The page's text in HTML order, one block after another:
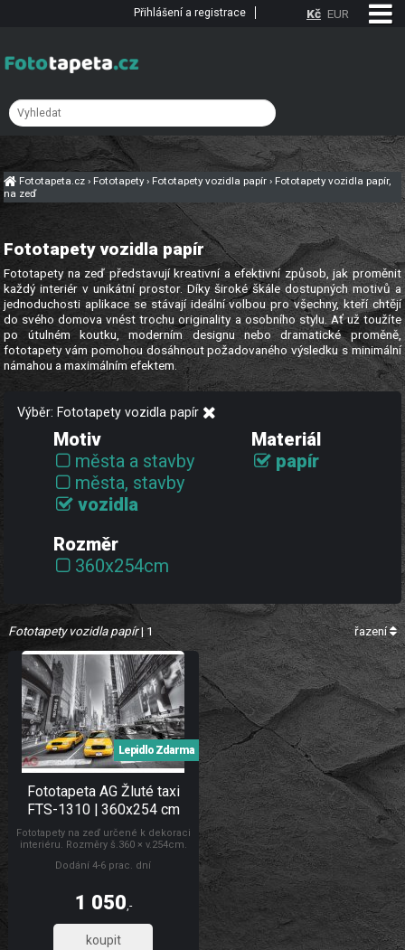
Fototapeta.cz› Fototapety› Fototapety vozidla papír › Fototapety vozidla papír,
na zeď
Fototapety vozidla papír
Fototapety na zeď představují kreativní a efektivní způsob, jak proměnit
každý interiér v unikátní prostor. Díky široké škále dostupných motivů a
jednoduchosti aplikace se stávají ideální volbou pro všechny, kteří chtějí
do svého domova vnést trochu originality a osobního stylu. Ať už toužíte
po útulném koutku, moderním designu nebo dramatické proměně,
fototapety vám pomohou dosáhnout požadovaného výsledku s minimální
námahou a maximálním efektem.
Výběr: Fototapety vozidla papír
Motiv
města a stavby
města, stavby
vozidla
Materiál
papír
Rozměr
360x254cm
Fototapety vozidla papír| 1 řazení
Fototapeta AG Žluté taxi
FTS-1310 | 360x254 cm
Fototapety na zeď určené k dekoraci
interiéru. Rozměry š.360 × v.254cm.
v ČR. Snadné lepení ve čtyřech
Lepidlo Zdarma
Dodání 4-6 prac. dní
1 050,-
867,77
Kč EUR
Přihlášení a registrace